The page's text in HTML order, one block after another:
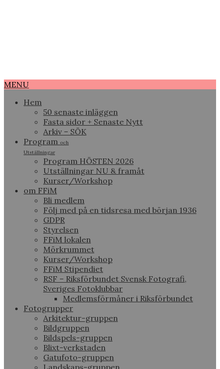
MENU
Hem
50 senaste inläggen
Fasta sidor + Senaste Nytt
Arkiv – SÖK
Program och
Utställningar
Program HÖSTEN 2026
Utställningar NU & framåt
Kurser/Workshop
om FFiM
Bli medlem
Följ med på en tidsresa med början 1936
GDPR
Styrelsen
FFiM lokalen
Mörkrummet
Kurser/Workshop
FFiM Stipendiet
RSF – Riksförbundet Svensk Fotografi,
Sveriges Fotoklubbar
Medlemsförmåner i Riksförbundet
Fotogrupper
Arkitektur-gruppen
Bildgruppen
Bildspels-gruppen
Blixt-verkstaden
Gatufoto-gruppen
Landskaps-gruppen